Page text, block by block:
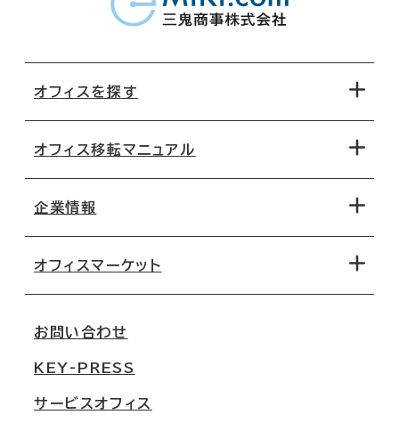
オフィスを探す
地図から探す
路線・駅から探す
オフィス移転マニュアル
移転コストシミュレーション
移転スケジュール
オフィス移転Q&A
企業情報
オフィスマーケット
大阪
名古屋
お問い合わせ
KEY-PRESS
サービスオフィス